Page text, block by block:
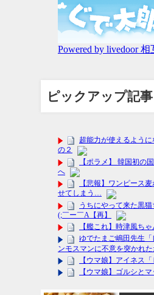
ピックアップ記事